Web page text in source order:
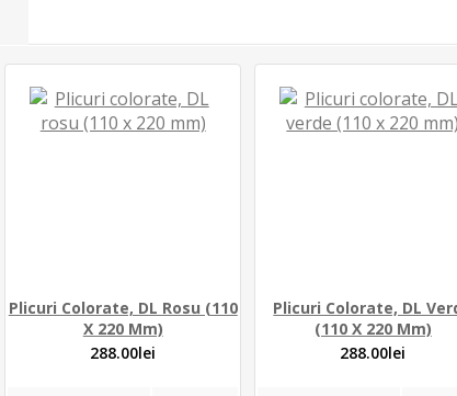
Plicuri Colorate, DL Rosu (110
X 220 Mm)
288.00lei
Plicuri Colorate, DL
(110 X 220 Mm)
288.00lei